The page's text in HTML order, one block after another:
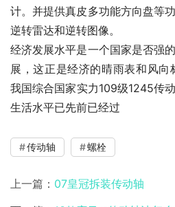
计。并提供真皮多功能方向盘等
逆转雷达和逆转图像。
经济发展水平是一个国家是否强
展，这正是经济的晴雨表和风向
我国综合国家实力109级1245传
生活水平已先前已经过
传动轴 螺栓
上一篇： 07皇冠拆装传动轴